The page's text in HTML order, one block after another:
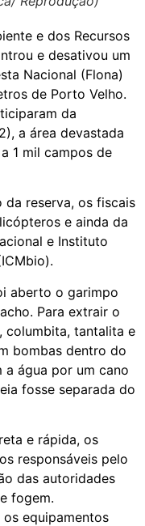
e dos Recursos
e desativou um
Nacional (Flona)
de Porto Velho.
da
a área devastada
1 mil campos de
da reserva, os fiscais
e ainda da
e Instituto
aberto o garimpo
Para extrair o
columbita, tantalita e
bombas dentro do
a água por um cano
fosse separada do
e rápida, os
responsáveis pelo
das autoridades
fogem.
equipamentos